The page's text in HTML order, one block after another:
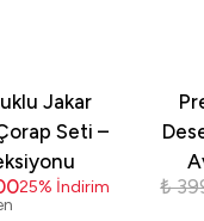
Jakar
Seti –
25% İndirim
₺